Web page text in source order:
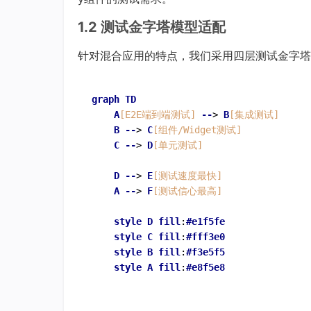
1.2 测试金字塔模型适配
针对混合应用的特点，我们采用四层测试金字
graph TD
A [E2E端到端测试] --> B [集成测试]
B
--> C [组件/Widget测试]
C
--> D [单元测试]
D --> E [测试速度最快]
A
--> F [测试信心最高]
style D fill :#e1f5fe
style C fill :#fff3e0
style B fill :#f3e5f5
style A fill :#e8f5e8